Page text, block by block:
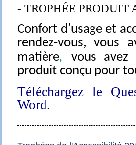
- TROPHÉE PRODUIT
Confort d'usage et
rendez-vous, vous
matière,
vous avez
produit conçu pour
Téléchargez le
Word.